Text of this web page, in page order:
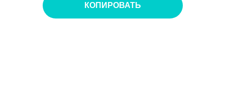
КОПИРОВАТЬ